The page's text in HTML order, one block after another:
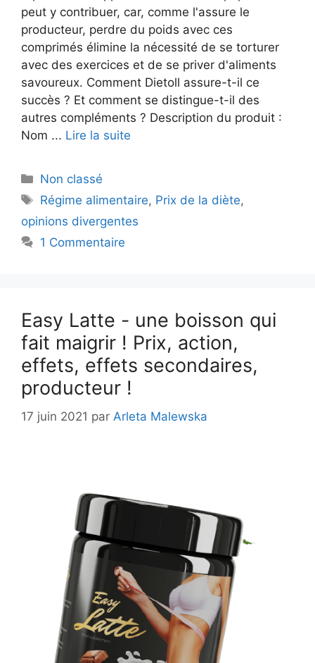
peut y contribuer, car, comme l'assure le
producteur, perdre du poids avec ces
comprimés élimine la nécessité de se torturer
avec des exercices et de se priver d'aliments
savoureux. Comment Dietoll assure-t-il ce
succès ? Et comment se distingue-t-il des
autres compléments ? Description du produit :
Nom ... Lire la suite
Catégories
Non classé
Mots-
clés
Régime alimentaire, Prix de la diète,
opinions divergentes
1 Commentaire
Easy Latte - une boisson qui
fait maigrir ! Prix, action,
effets, effets secondaires,
producteur !
17 juin 2021 par Arleta Malewska